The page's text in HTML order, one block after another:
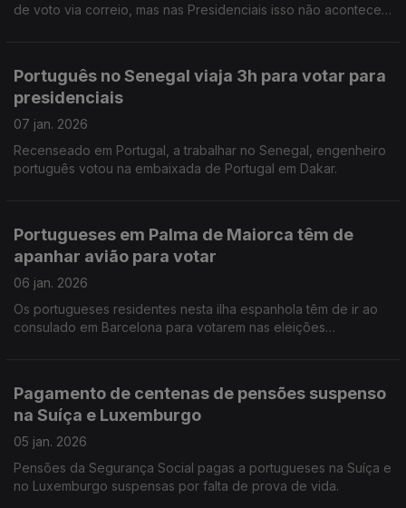
de voto via correio, mas nas Presidenciais isso não acontece.
Português no Senegal viaja 3h para votar para
presidenciais
07 jan. 2026
Recenseado em Portugal, a trabalhar no Senegal, engenheiro
português votou na embaixada de Portugal em Dakar.
Portugueses em Palma de Maiorca têm de
apanhar avião para votar
06 jan. 2026
Os portugueses residentes nesta ilha espanhola têm de ir ao
consulado em Barcelona para votarem nas eleições
Pagamento de centenas de pensões suspenso
na Suíça e Luxemburgo
05 jan. 2026
Pensões da Segurança Social pagas a portugueses na Suíça e
no Luxemburgo suspensas por falta de prova de vida.